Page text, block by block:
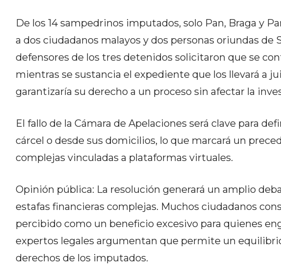
SITIO
DIARIO
DEL
DIA
DEPORTIVO
GRUPO
PUBLICITÁ
EN
HOY
HORA
CLAVE
De los 14 sampedrinos imputados, solo Pan, Braga y
a dos ciudadanos malayos y dos personas oriundas de
defensores de los tres detenidos solicitaron que se
mientras se sustancia el expediente que los llevará a
garantizaría su derecho a un proceso sin afectar la
El fallo de la Cámara de Apelaciones será clave para
cárcel o desde sus domicilios, lo que marcará un
complejas vinculadas a plataformas virtuales.
Opinión pública: La resolución generará un amplio
estafas financieras complejas. Muchos ciudadanos
percibido como un beneficio excesivo para quienes
expertos legales argumentan que permite un
derechos de los imputados.